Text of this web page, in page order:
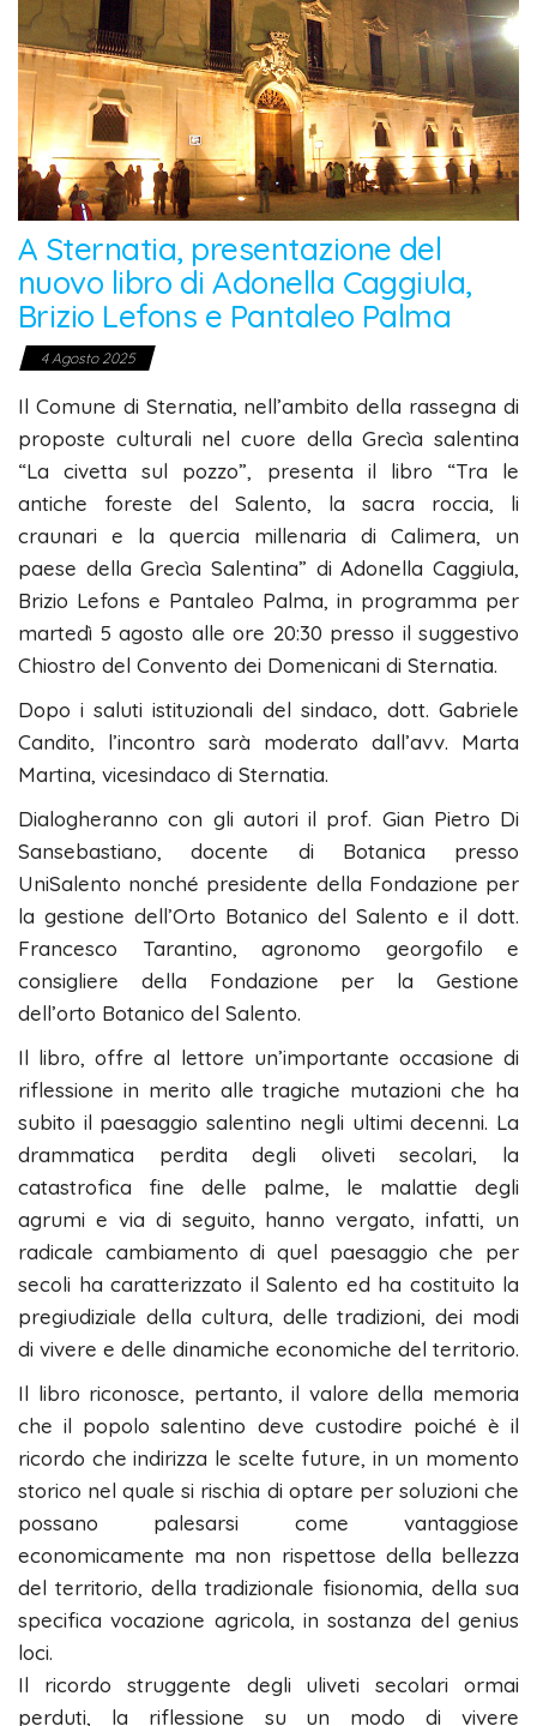
A Sternatia, presentazione del
nuovo libro di Adonella Caggiula,
Brizio Lefons e Pantaleo Palma
4 Agosto 2025
Il Comune di Sternatia, nell’ambito della rassegna di
proposte culturali nel cuore della Grecìa salentina
“La civetta sul pozzo”, presenta il libro “Tra le
antiche foreste del Salento, la sacra roccia, li
craunari e la quercia millenaria di Calimera, un
paese della Grecìa Salentina” di Adonella Caggiula,
Brizio Lefons e Pantaleo Palma, in programma per
martedì 5 agosto alle ore 20:30 presso il suggestivo
Chiostro del Convento dei Domenicani di Sternatia.
Dopo i saluti istituzionali del sindaco, dott. Gabriele
Candito, l’incontro sarà moderato dall’avv. Marta
Martina, vicesindaco di Sternatia.
Dialogheranno con gli autori il prof. Gian Pietro Di
Sansebastiano, docente di Botanica presso
UniSalento nonché presidente della Fondazione per
la gestione dell’Orto Botanico del Salento e il dott.
Francesco Tarantino, agronomo georgofilo e
consigliere della Fondazione per la Gestione
dell’orto Botanico del Salento.
Il libro, offre al lettore un’importante occasione di
riflessione in merito alle tragiche mutazioni che ha
subito il paesaggio salentino negli ultimi decenni. La
drammatica perdita degli oliveti secolari, la
catastrofica fine delle palme, le malattie degli
agrumi e via di seguito, hanno vergato, infatti, un
radicale cambiamento di quel paesaggio che per
secoli ha caratterizzato il Salento ed ha costituito la
pregiudiziale della cultura, delle tradizioni, dei modi
di vivere e delle dinamiche economiche del territorio.
Il libro riconosce, pertanto, il valore della memoria
che il popolo salentino deve custodire poiché è il
ricordo che indirizza le scelte future, in un momento
storico nel quale si rischia di optare per soluzioni che
possano palesarsi come vantaggiose
economicamente ma non rispettose della bellezza
del territorio, della tradizionale fisionomia, della sua
specifica vocazione agricola, in sostanza del genius
loci.
Il ricordo struggente degli uliveti secolari ormai
perduti, la riflessione su un modo di vivere